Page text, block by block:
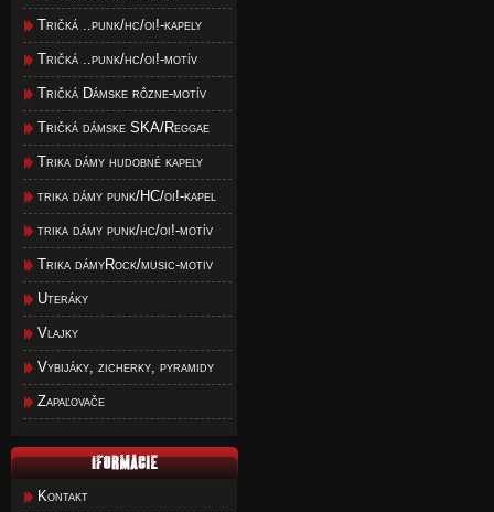
Tričká ..punk/hc/oi!-kapely
Tričká ..punk/hc/oi!-motív
Tričká Dámske rôzne-motív
Tričká dámske SKA/Reggae
Trika dámy hudobné kapely
trika dámy punk/HC/oi!-kapel
trika dámy punk/hc/oi!-motív
Trika dámyRock/music-motiv
Uteráky
Vlajky
Vybijáky, zicherky, pyramidy
Zapaľovače
Kontakt